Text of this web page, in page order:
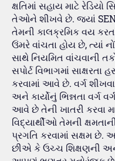
ક્ષતિમાં સહાય માટે રેડિયો
તેઓને શીખવે છે. જ્યાં SEN
તેમની કાલક્રમિક વય
ઉંમરે વાંચતા હોય છે, ત્યાં
સાથે નિયમિત વાંચવાની
સપોર્ટ વિભાગમાં સાક્ષરતા
કરવામાં આવે છે. વર્ગ
અને કાર્યોનું ભિન્નતા વર્ગ
આવે છે તેની ખાતરી કરવા
વિદ્યાર્થીઓ તેમની
પ્રગતિ કરવામાં સક્ષમ છે.
છીએ કે ઉચ્ચ શિક્ષણની અને